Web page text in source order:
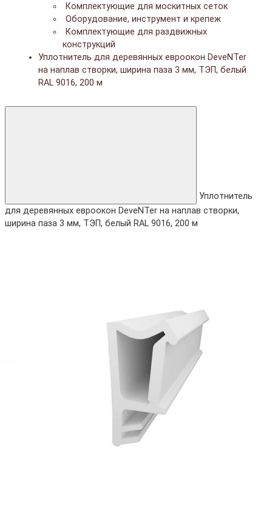
Комплектующие для москитных сеток
Оборудование, инструмент и крепеж
Комплектующие для раздвижных
конструкций
Уплотнитель для деревянных евроокон DeveNTer
на наплав створки, ширина паза 3 мм, ТЭП, белый
RAL 9016, 200 м
Уплотнитель
для деревянных евроокон DeveNTer на наплав створки,
ширина паза 3 мм, ТЭП, белый RAL 9016, 200 м